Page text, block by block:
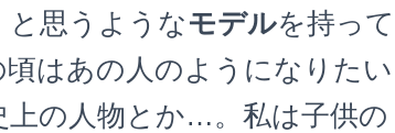
思うようなモデルを持って
はあの人のようになりたい
上の人物とか…。私は子供の